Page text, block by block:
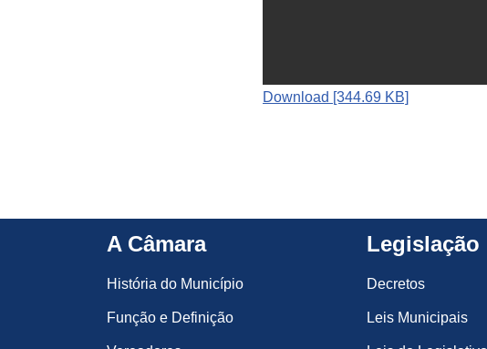
Download [344.69 KB]
A Câmara
História do Município
Função e Definição
Legislação
Decretos
Leis Municipais